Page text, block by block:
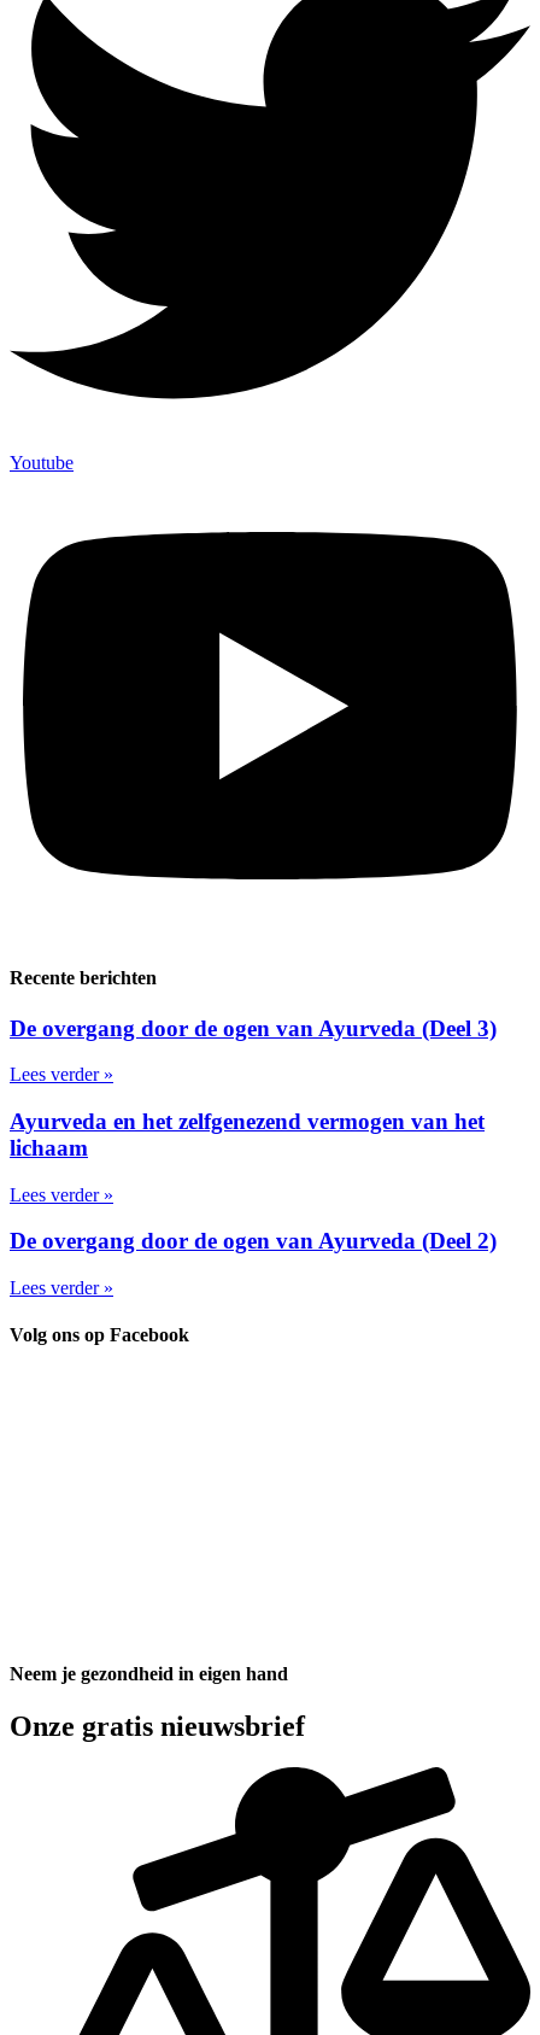
Youtube
Recente berichten
De overgang door de ogen van Ayurveda (Deel 3)
Lees verder »
Ayurveda en het zelfgenezend vermogen van het
lichaam
Lees verder »
De overgang door de ogen van Ayurveda (Deel 2)
Lees verder »
Volg ons op Facebook
Neem je gezondheid in eigen hand
Onze gratis nieuwsbrief